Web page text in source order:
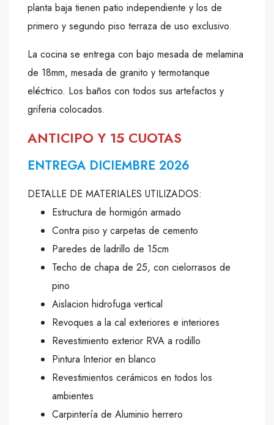
planta baja tienen patio independiente y los de
primero y segundo piso terraza de uso exclusivo.
La cocina se entrega con bajo mesada de melamina
de 18mm, mesada de granito y termotanque
eléctrico. Los baños con todos sus artefactos y
griferia colocados.
ANTICIPO Y 15 CUOTAS
ENTREGA DICIEMBRE 2026
DETALLE DE MATERIALES UTILIZADOS:
Estructura de hormigón armado
Contra piso y carpetas de cemento
Paredes de ladrillo de 15cm
Techo de chapa de 25, con cielorrasos de
pino
Aislacion hidrofuga vertical
Revoques a la cal exteriores e interiores
Revestimiento exterior RVA a rodillo
Pintura Interior en blanco
Revestimientos cerámicos en todos los
ambientes
Carpintería de Aluminio herrero